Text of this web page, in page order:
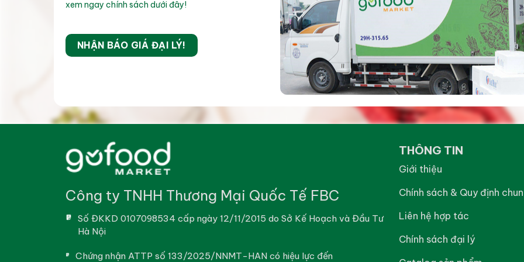
dẻ sườn bò
Nạc vai bò
Chuck eye roll
xem ngay chính sách dưới đây!
NHẬN BÁO GIÁ ĐẠI LÝ!
Công ty TNHH Thương Mại Quốc Tế FBC
Số ĐKKD 0107098534 cấp ngày 12/11/2015 do Sở Kế Hoạch và Đầu Tư
Hà Nội
Chứng nhận ATTP số 133/2025/NNMT-HAN có hiệu lực đến
THÔNG TIN
Giới thiệu
Chính sách & Quy định
Liên hệ hợp tác
Chính sách đại lý